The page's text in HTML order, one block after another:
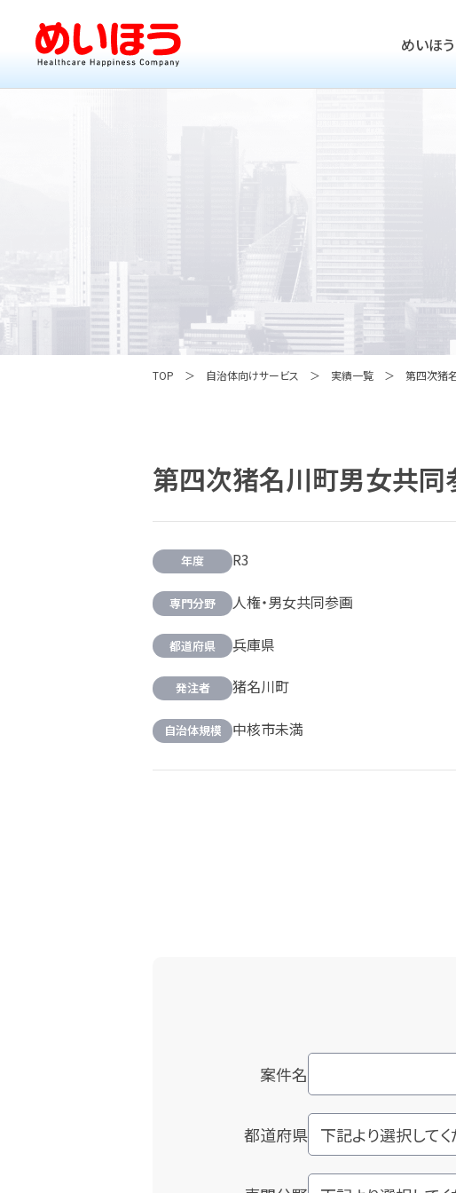
めいほ
TOP 自治体向けサービス 実績一覧 第四次猪
第四次猪名川町男女共
年度 R3
専門分野 人権・男女共同参画
都道府県 兵庫県
発注者 猪名川町
自治体規模 中核市未満
案件名
都道府県